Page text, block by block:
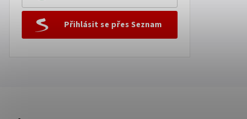
Přihlásit se přes Seznam